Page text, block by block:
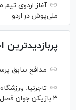
ملی‌پوش در اردو
پربازدیدترین
مدافع سابق
تاجرنیا:
۳ بازیکن جوان فصل آینده فیکس ترکیب می‌شوند